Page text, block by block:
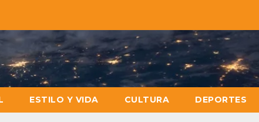
ESTILO Y VIDA CULTURA DEPORTES